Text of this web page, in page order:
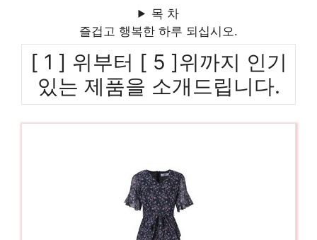
목 차
즐겁고 행복한 하루 되십시오.
[ 1 ] 위부터 [ 5 ]위까지 인기
있는 제품을 소개드립니다.